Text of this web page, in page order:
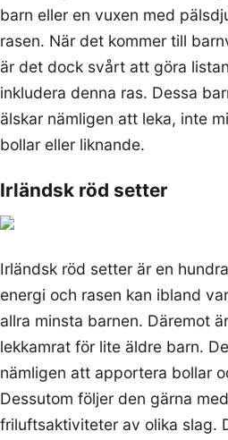
barn eller en vuxen med
rasen. När det kommer till
är det dock svårt att göra
inkludera denna ras. Dessa
älskar nämligen att leka, inte
bollar eller liknande.
Irländsk röd setter
Irländsk röd setter är en
energi och rasen kan ibland
allra minsta barnen. Däremot
lekkamrat för lite äldre barn.
nämligen att apportera bollar
Dessutom följer den gärna
friluftsaktiviteter av olika slag.